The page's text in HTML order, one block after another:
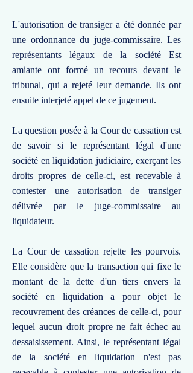
L'autorisation de transiger a été donnée par
une ordonnance du juge-commissaire. Les
représentants légaux de la société Est
amiante ont formé un recours devant le
tribunal, qui a rejeté leur demande. Ils ont
ensuite interjeté appel de ce jugement.
La question posée à la Cour de cassation est
de savoir si le représentant légal d'une
société en liquidation judiciaire, exerçant les
droits propres de celle-ci, est recevable à
contester une autorisation de transiger
délivrée par le juge-commissaire au
liquidateur.
La Cour de cassation rejette les pourvois.
Elle considère que la transaction qui fixe le
montant de la dette d'un tiers envers la
société en liquidation a pour objet le
recouvrement des créances de celle-ci, pour
lequel aucun droit propre ne fait échec au
dessaisissement. Ainsi, le représentant légal
de la société en liquidation n'est pas